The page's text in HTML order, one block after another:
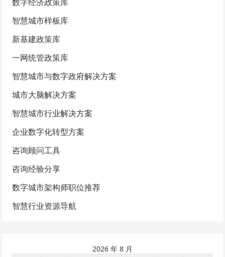
智慧城市样板库
新基建政策库
一网统管政策库
智慧城市与数字政府解决方案
城市大脑解决方案
智慧城市行业解决方案
企业数字化转型方案
咨询顾问工具
咨询经验分享
数字城市架构师职位推荐
智慧行业资源导航
2026 年 8 月